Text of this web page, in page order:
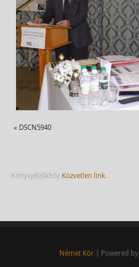
« DSCN5940
Könyvjelzőkhöz Közvetlen link.
Német Kör| Powered by